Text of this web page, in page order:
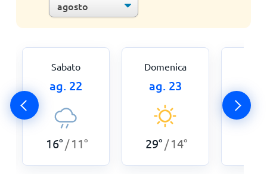
Sabato
ag. 22
16° /11°
Domenica
ag. 23
29° /14°